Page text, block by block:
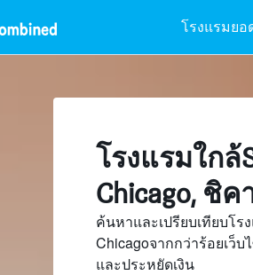
โรงแรมยอ
โรงแรมใกล้
Chicago, ชิค
ค้นหาและเปรียบเทียบโร
Chicagoจากกว่าร้อยเว็
และประหยัดเงิน